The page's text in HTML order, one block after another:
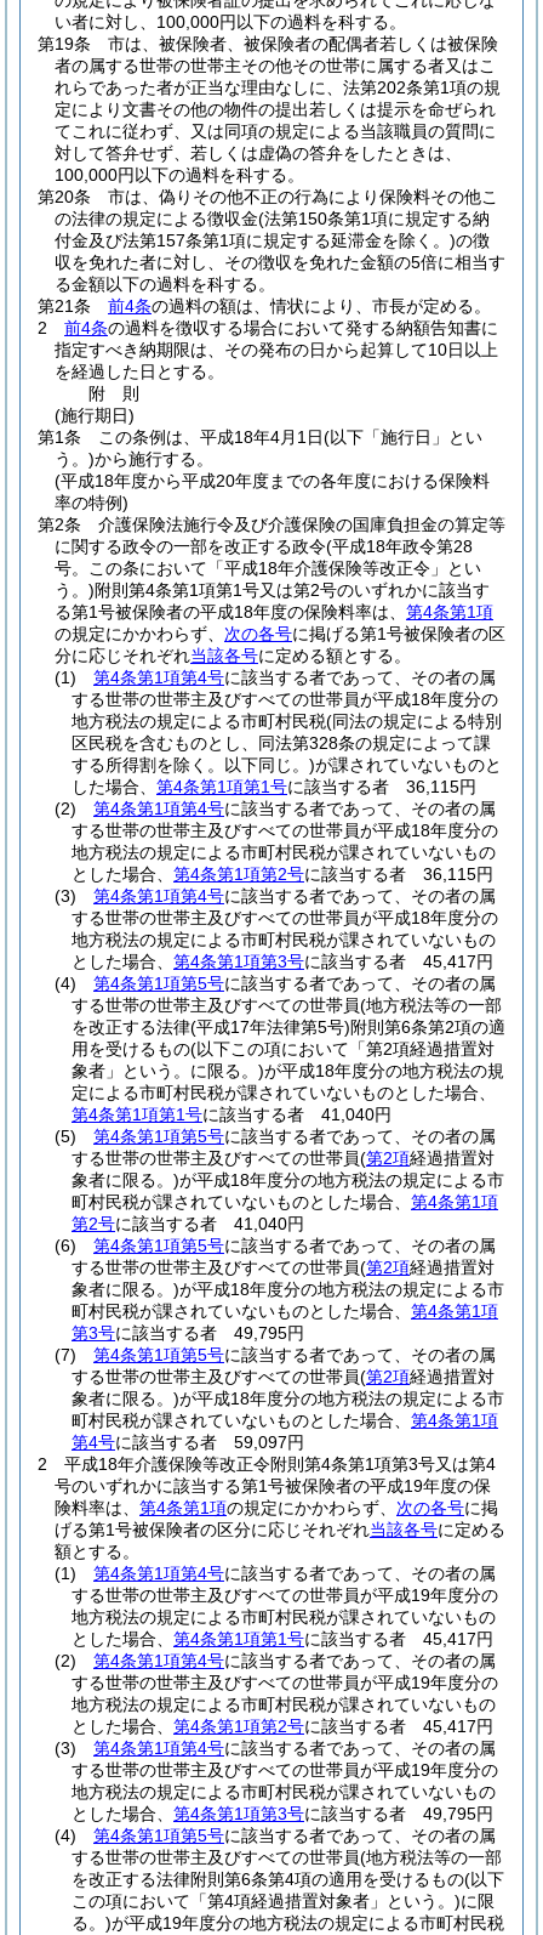
い者に対し、100,000円以下の過料を科する。
第19条
市は、被保険者、被保険者の配偶者若しくは被保険
者の属する世帯の世帯主その他その世帯に属する者又はこ
れらであった者が正当な理由なしに、法第202条第1項の規
定により文書その他の物件の提出若しくは提示を命ぜられ
てこれに従わず、又は同項の規定による当該職員の質問に
対して答弁せず、若しくは虚偽の答弁をしたときは、
100,000円以下の過料を科する。
第20条
市は、偽りその他不正の行為により保険料その他こ
の法律の規定による徴収金(法第150条第1項に規定する納
付金及び法第157条第1項に規定する延滞金を除く。)の徴
収を免れた者に対し、その徴収を免れた金額の5倍に相当す
る金額以下の過料を科する。
第21条
前4条の過料の額は、情状により、市長が定める。
2
前4条の過料を徴収する場合において発する納額告知書に
指定すべき納期限は、その発布の日から起算して10日以上
を経過した日とする。
附 則
(施行期日)
第1条
この条例は、平成18年4月1日(以下「施行日」とい
う。)から施行する。
(平成18年度から平成20年度までの各年度における保険料
率の特例)
第2条
介護保険法施行令及び介護保険の国庫負担金の算定等
に関する政令の一部を改正する政令(平成18年政令第28
号。この条において「平成18年介護保険等改正令」とい
う。)附則第4条第1項第1号又は第2号のいずれかに該当す
る第1号被保険者の平成18年度の保険料率は、 第4条第1項
の規定にかかわらず、 次の各号に掲げる第1号被保険者の区
分に応じそれぞれ当該各号に定める額とする。
(1)
第4条第1項第4号に該当する者であって、その者の属
する世帯の世帯主及びすべての世帯員が平成18年度分の
地方税法の規定による市町村民税(同法の規定による特別
区民税を含むものとし、同法第328条の規定によって課
する所得割を除く。以下同じ。)が課されていないものと
した場合、 第4条第1項第1号に該当する者 36,115円
(2)
第4条第1項第4号に該当する者であって、その者の属
する世帯の世帯主及びすべての世帯員が平成18年度分の
地方税法の規定による市町村民税が課されていないもの
とした場合、 第4条第1項第2号に該当する者 36,115円
(3)
第4条第1項第4号に該当する者であって、その者の属
する世帯の世帯主及びすべての世帯員が平成18年度分の
地方税法の規定による市町村民税が課されていないもの
とした場合、 第4条第1項第3号に該当する者 45,417円
(4)
第4条第1項第5号に該当する者であって、その者の属
する世帯の世帯主及びすべての世帯員(地方税法等の一部
を改正する法律(平成17年法律第5号)附則第6条第2項の適
用を受けるもの(以下この項において「第2項経過措置対
象者」という。に限る。)が平成18年度分の地方税法の規
定による市町村民税が課されていないものとした場合、
第4条第1項第1号に該当する者 41,040円
(5)
第4条第1項第5号に該当する者であって、その者の属
する世帯の世帯主及びすべての世帯員(第2項経過措置対
象者に限る。)が平成18年度分の地方税法の規定による市
町村民税が課されていないものとした場合、 第4条第1項
第2号に該当する者 41,040円
(6)
第4条第1項第5号に該当する者であって、その者の属
する世帯の世帯主及びすべての世帯員(第2項経過措置対
象者に限る。)が平成18年度分の地方税法の規定による市
町村民税が課されていないものとした場合、 第4条第1項
第3号に該当する者 49,795円
(7)
第4条第1項第5号に該当する者であって、その者の属
する世帯の世帯主及びすべての世帯員(第2項経過措置対
象者に限る。)が平成18年度分の地方税法の規定による市
町村民税が課されていないものとした場合、 第4条第1項
第4号に該当する者 59,097円
2
平成18年介護保険等改正令附則第4条第1項第3号又は第4
号のいずれかに該当する第1号被保険者の平成19年度の保
険料率は、 第4条第1項の規定にかかわらず、 次の各号に掲
げる第1号被保険者の区分に応じそれぞれ当該各号に定める
額とする。
(1)
第4条第1項第4号に該当する者であって、その者の属
する世帯の世帯主及びすべての世帯員が平成19年度分の
地方税法の規定による市町村民税が課されていないもの
とした場合、 第4条第1項第1号に該当する者 45,417円
(2)
第4条第1項第4号に該当する者であって、その者の属
する世帯の世帯主及びすべての世帯員が平成19年度分の
地方税法の規定による市町村民税が課されていないもの
とした場合、 第4条第1項第2号に該当する者 45,417円
(3)
第4条第1項第4号に該当する者であって、その者の属
する世帯の世帯主及びすべての世帯員が平成19年度分の
地方税法の規定による市町村民税が課されていないもの
とした場合、 第4条第1項第3号に該当する者 49,795円
(4)
第4条第1項第5号に該当する者であって、その者の属
する世帯の世帯主及びすべての世帯員(地方税法等の一部
を改正する法律附則第6条第4項の適用を受けるもの(以下
この項において「第4項経過措置対象者」という。)に限
る。)が平成19年度分の地方税法の規定による市町村民税